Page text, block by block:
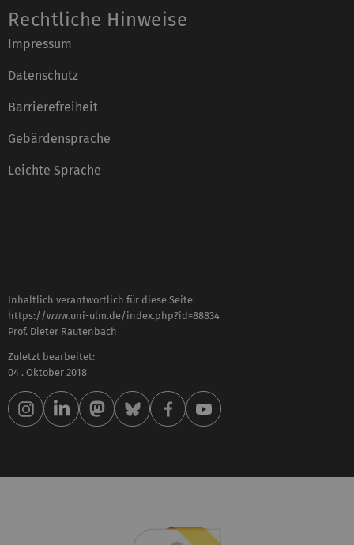
Rechtliche Hinweise
Impressum
Datenschutz
Barrierefreiheit
Gebärdensprache
Leichte Sprache
Inhaltlich verantwortlich für diese Seite:
https://www.uni-ulm.de/index.php?id=88834
Prof. Dieter Rautenbach
Zuletzt bearbeitet:
04 . Oktober 2018